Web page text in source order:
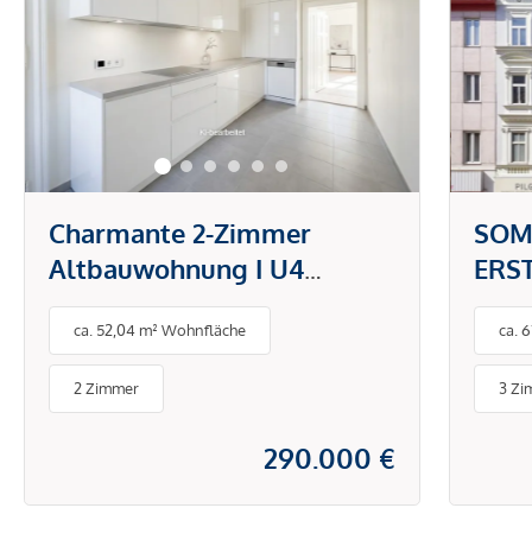
Charmante 2-Zimmer
Altbauwohnung I U4
Pilgramgasse
ca. 52,04 m² Wohnfläche
2 Zimmer
290.000 €
ca.
3